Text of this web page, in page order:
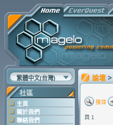
繁體中文(台灣)
社區
主頁
關於我們
聯絡我們
論壇 >
搜尋
頁 1